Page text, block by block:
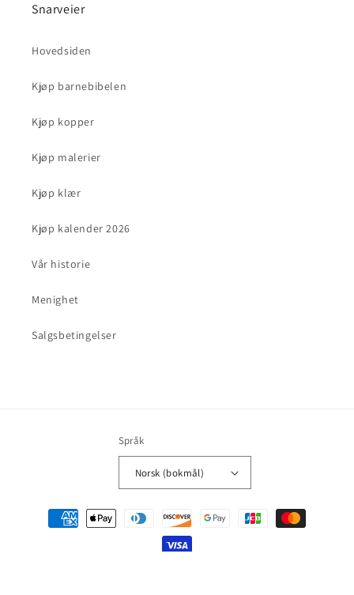
Snarveier
Hovedsiden
Kjøp barnebibelen
Kjøp kopper
Kjøp malerier
Kjøp klær
Kjøp kalender 2026
Vår historie
Menighet
Salgsbetingelser
Språk
Norsk (bokmål)
Betalingsmåter